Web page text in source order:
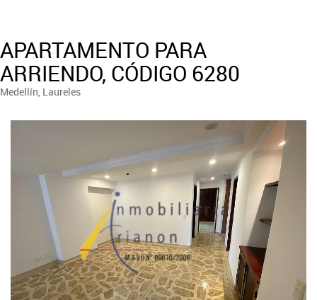
APARTAMENTO PARA
ARRIENDO, CÓDIGO 6280
Medellín, Laureles